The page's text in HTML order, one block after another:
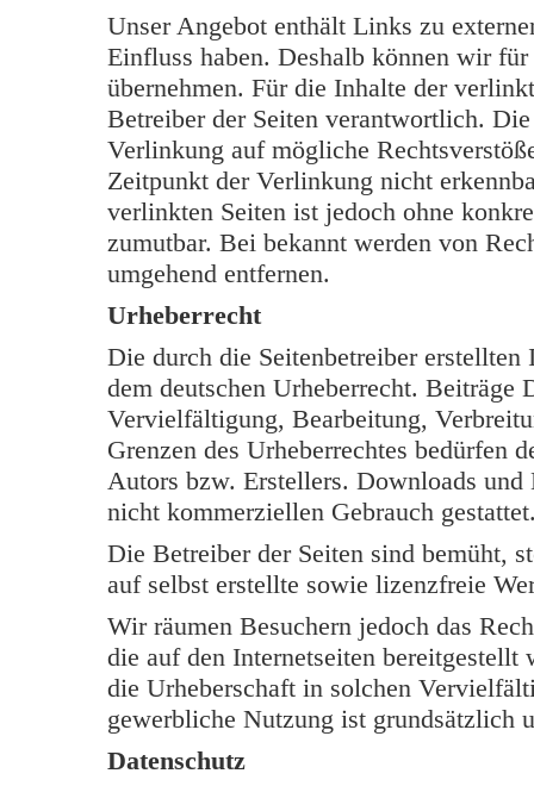
Unser Angebot enthält Links zu
Einfluss haben. Deshalb können wir
übernehmen. Für die Inhalte der
Betreiber der Seiten verantwortlich.
Verlinkung auf mögliche
Zeitpunkt der Verlinkung nicht
verlinkten Seiten ist jedoch ohne
zumutbar. Bei bekannt werden von
umgehend entfernen.
Urheberrecht
Die durch die Seitenbetreiber
dem deutschen Urheberrecht.
Vervielfältigung, Bearbeitung,
Grenzen des Urheberrechtes bedürfen
Autors bzw. Erstellers. Downloads
nicht kommerziellen Gebrauch
Die Betreiber der Seiten sind bemüht,
auf selbst erstellte sowie lizenzfreie
Wir räumen Besuchern jedoch das
die auf den Internetseiten
die Urheberschaft in solchen
gewerbliche Nutzung ist grundsätzlich
Datenschutz